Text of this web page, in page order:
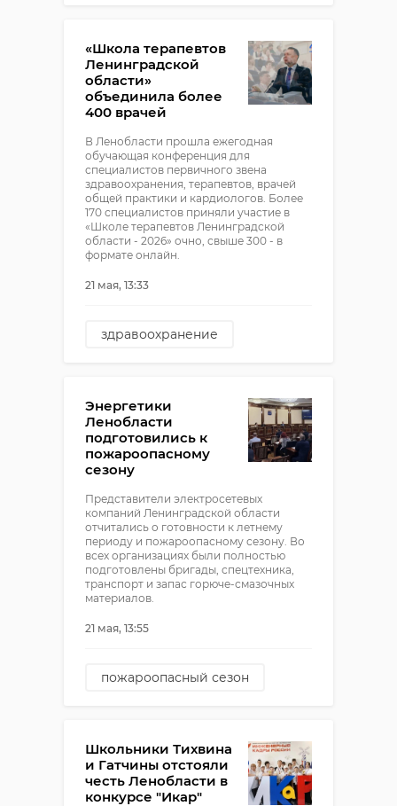
«Школа терапевтов
Ленинградской
области»
объединила более
400 врачей
В Ленобласти прошла ежегодная
обучающая конференция для
специалистов первичного звена
здравоохранения, терапевтов, врачей
общей практики и кардиологов. Более
170 специалистов приняли участие в
«Школе терапевтов Ленинградской
области - 2026» очно, свыше 300 - в
формате онлайн.
21 мая, 13:33
здравоохранение
Энергетики
Ленобласти
подготовились к
пожароопасному
сезону
Представители электросетевых
компаний Ленинградской области
отчитались о готовности к летнему
периоду и пожароопасному сезону. Во
всех организациях были полностью
подготовлены бригады, спецтехника,
транспорт и запас горюче-смазочных
материалов.
21 мая, 13:55
пожароопасный сезон
Школьники Тихвина
и Гатчины отстояли
честь Ленобласти в
конкурсе "Икар"